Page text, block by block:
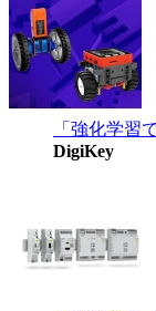
「強化学習
DigiKey